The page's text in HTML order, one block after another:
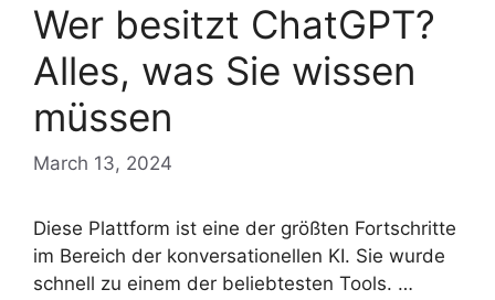
Wer besitzt ChatGPT?
Alles, was Sie wissen
müssen
March 13, 2024
Diese Plattform ist eine der größten Fortschritte
im Bereich der konversationellen KI. Sie wurde
schnell zu einem der beliebtesten Tools. …